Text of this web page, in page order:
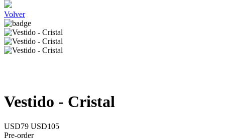
Volver
Vestido - Cristal
USD79 USD105
Pre-order